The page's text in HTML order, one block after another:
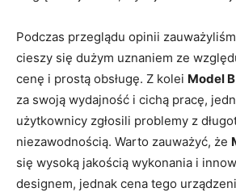
Podczas przeglądu opinii
cieszy się dużym uznaniem ze
cenę i prostą obsługę. Z kolei Model B
za swoją wydajność i cichą pracę,
użytkownicy zgłosili problemy z
niezawodnością. Warto zauważyć, że
się wysoką jakością wykonania i
designem, jednak cena tego